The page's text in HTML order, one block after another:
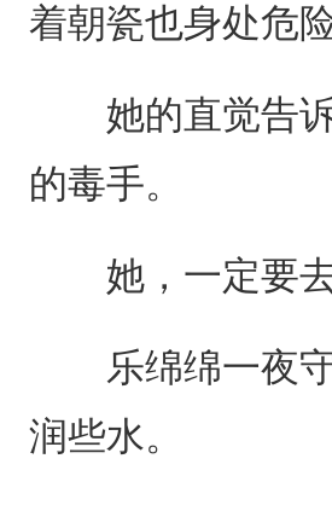
着朝瓷也身处危
她的直觉告诉
的毒手。
她，一定要去
乐绵绵一夜守
润些水。